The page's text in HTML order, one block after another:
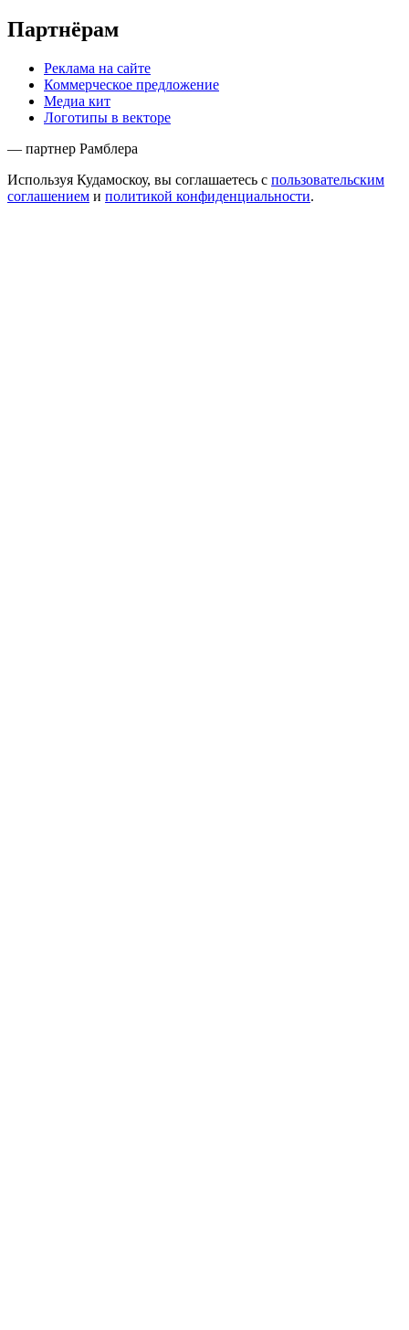
Партнёрам
Реклама на сайте
Коммерческое предложение
Медиа кит
Логотипы в векторе
— партнер Рамблера
Используя Кудамоскоу, вы соглашаетесь с пользовательским
соглашением и политикой конфиденциальности.